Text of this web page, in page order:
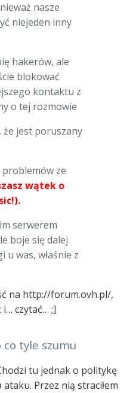
nasze
niejeden inny
hakerów, ale
blokować
kontaktu z
o tej rozmowie
że jest poruszany
problemów ze
wątek o
serwerem
boje się dalej
u was, właśnie z
na http://forum.ovh.pl/,
czytać… ;]
co tyle szumu
tu jednak o politykę
Przez nią straciłem